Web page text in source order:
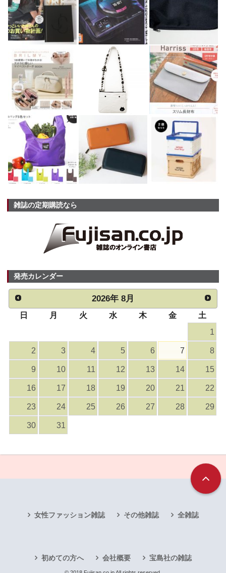
雑誌の定期購読なら
発売カレンダー
2026年 8月
日 月 火 水 木 金
土
1
2 3 4 5 6 7 8
9 10 11 12 13 14 15
16 17 18 19 20 21 22
23 24 25 26 27 28 29
30 31
女性ファッション雑誌 その他雑誌 全雑誌
初めての方へ 会社概要 宝島社の雑誌